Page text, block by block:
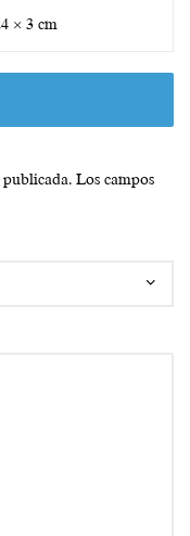
× 3 cm
Los campos